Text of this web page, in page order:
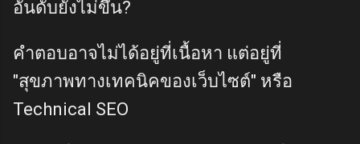
อันดับยังไม่ขึ้น?
คำตอบอาจไม่ได้อยู่ที่เนื้อหา แต่อยู่ที่
"สุขภาพทางเทคนิคของเว็บไซต์" หรือ
Technical SEO